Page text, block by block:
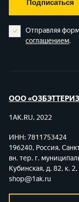
Подписаться
Отправляя
соглашением.
ООО
1AK.RU, 2022
ИНН: 7811753424
196240, Россия,
вн. тер. г.
Кубинская, д. 82, к.
shop@1ak.ru